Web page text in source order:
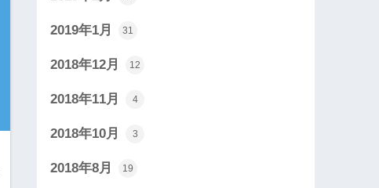
2019年1月 31
2018年12月 12
2018年11月 4
2018年10月 3
2018年8月 19